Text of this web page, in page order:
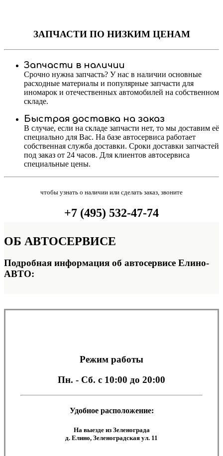
ЗАПЧАСТИПО НИЗКИМ ЦЕНАМ
Запчасти в наличии
Срочно нужна запчасть? У нас в наличии основные
расходные материалы и популярные запчасти для
иномарок и отечественных автомобилей на собственном
складе.
Быстрая доставка на заказ
В случае, если на складе запчасти нет, то мы доставим её
специально для Вас. На базе автосервиса работает
собственная служба доставки. Сроки доставки запчастей
под заказ от 24 часов. Для клиентов автосервиса
специальные цены.
чтобы узнать о наличии или сделать заказ, звоните
+7 (495) 532-47-74
ОБ АВТОСЕРВИСЕ
Подробная информация об автосервисе Елино-
АВТО:
Режим работы
Пн. - Сб. с 10:00 до 20:00
Удобное расположение:
На выезде из Зеленограда
д. Елино, Зеленоградская ул. 11